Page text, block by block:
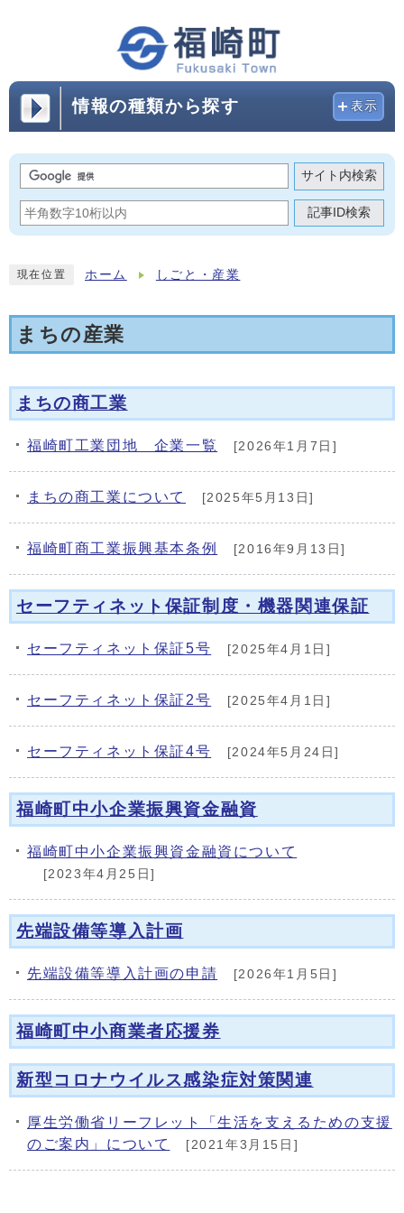
情報の種類から探す 表示
サイト内検索
記事ID検索
現在位置 ホーム しごと・産業
まちの産業
メインメニュー
まちの商工業
福崎町工業団地 企業一覧 [2026年1月7日]
まちの商工業について [2025年5月13日]
福崎町商工業振興基本条例 [2016年9月13日]
セーフティネット保証制度・機器関連保証
セーフティネット保証5号 [2025年4月1日]
セーフティネット保証2号 [2025年4月1日]
セーフティネット保証4号 [2024年5月24日]
福崎町中小企業振興資金融資
福崎町中小企業振興資金融資について
[2023年4月25日]
先端設備等導入計画
先端設備等導入計画の申請 [2026年1月5日]
福崎町中小商業者応援券
新型コロナウイルス感染症対策関連
厚生労働省リーフレット「生活を支えるための支援
のご案内」について
[2021年3月15日]